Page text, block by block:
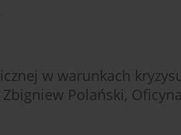
w warunkach
Polański,